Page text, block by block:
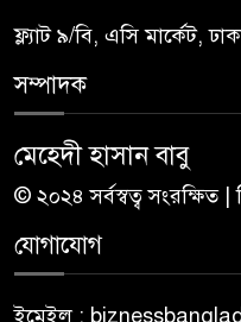
ফ্ল্যাট ৯/বি, এসি মার্কেট,
সম্পাদক
মেহেদী হাসান বাবু
© ২০২৪ সর্বস্বত্ব সংরক্ষিত
যোগাযোগ
ইমেইল :